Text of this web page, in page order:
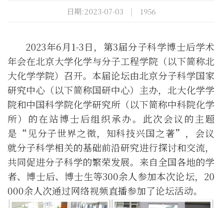
日期:2023-07-03 | 1956
2023年6月1-3日，第3届分子科学博士后学术
年会在北京大学化学与分子工程学院（以下简称北
大化学学院）召开。 本届论坛由北京分子科学国家
研究中心 （以下简称国研中心） 主办，北大化学学
院和中国科学院化学研究所（以下简称中科院化学
所）的在站博士后组织承办。 此次会议的主题
是“见分子世界之微，知科技兴国之著”，会议
就分子科学相关的基础前沿研究进行探讨和交流，
共同促进分子科学的繁荣发展。来自全国各地的学
者、博士后、博士生等300余人参加本次论坛，20
000余人次通过网络视频直播参加了论坛活动。